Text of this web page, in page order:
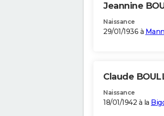
Jeannine
Naissance
29/01/1936 à
Claude
Naissance
18/01/1942 à la